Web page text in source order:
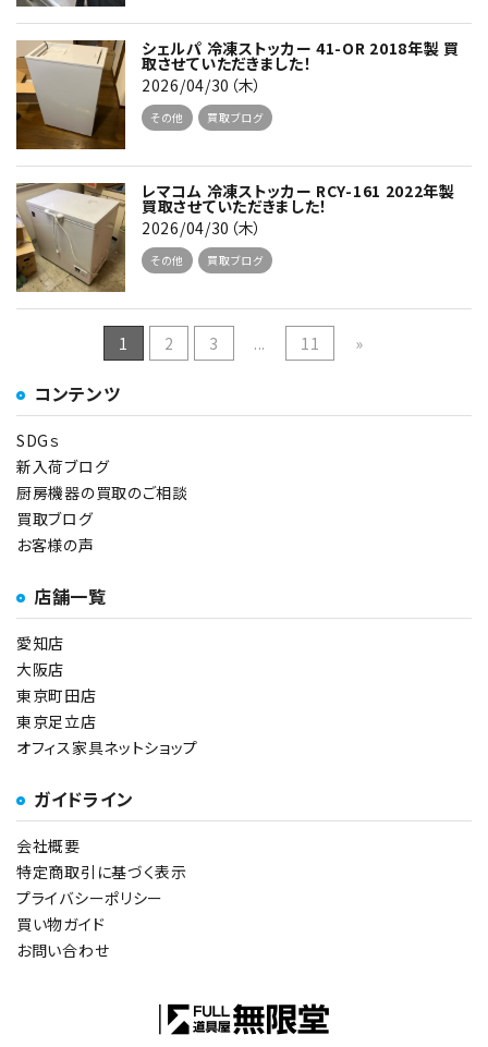
シェルパ 冷凍ストッカー 41-OR 2018年製 買
取させていただきました！
2026/04/30（木）
その他 買取ブログ
レマコム 冷凍ストッカー RCY-161 2022年製
買取させていただきました！
2026/04/30（木）
その他 買取ブログ
1 2 3 ... 11 »
コンテンツ
SDGｓ
新入荷ブログ
厨房機器の買取のご相談
買取ブログ
お客様の声
店舗一覧
愛知店
大阪店
東京町田店
東京足立店
オフィス家具ネットショップ
ガイドライン
会社概要
特定商取引に基づく表示
プライバシーポリシー
買い物ガイド
お問い合わせ